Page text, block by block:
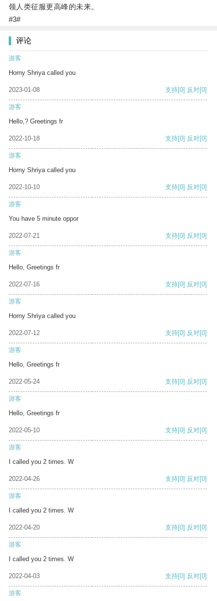
领人类征服更高峰的未来。
#3#
评论
游客
Horny Shriya called you
2023-01-08 支持[0] 反对[0]
游客
Hello,? Greetings fr
2022-10-18 支持[0] 反对[0]
游客
Horny Shriya called you
2022-10-10 支持[0] 反对[0]
游客
You have 5 minute oppor
2022-07-21 支持[0] 反对[0]
游客
Hello, Greetings fr
2022-07-16 支持[0] 反对[0]
游客
Horny Shriya called you
2022-07-12 支持[0] 反对[0]
游客
Hello, Greetings fr
2022-05-24 支持[0] 反对[0]
游客
Hello, Greetings fr
2022-05-10 支持[0] 反对[0]
游客
I called you 2 times. W
2022-04-26 支持[0] 反对[0]
游客
I called you 2 times. W
2022-04-20 支持[0] 反对[0]
游客
I called you 2 times. W
2022-04-03 支持[0] 反对[0]
游客